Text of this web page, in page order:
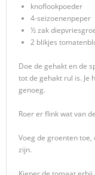
knoflookpoeder
4-seizoenenpeper
½ zak
2 blikjes
Doe de gehakt en de
tot de gehakt rul is. Je
genoeg.
Roer er flink wat van
Voeg de groenten
zijn.